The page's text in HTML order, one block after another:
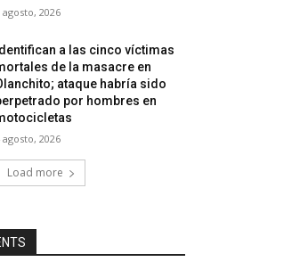
agosto, 2026
Identifican a las cinco víctimas
de la masacre en
ataque habría sido
por hombres en
agosto, 2026
Load more